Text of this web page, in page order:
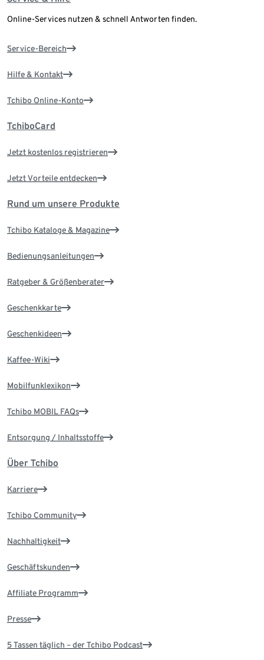
Online-Services nutzen & schnell Antworten finden.
Service-Bereich
Hilfe & Kontakt
Tchibo Online-Konto
TchiboCard
Jetzt kostenlos registrieren
Jetzt Vorteile entdecken
Rund um unsere Produkte
Tchibo Kataloge & Magazine
Bedienungsanleitungen
Ratgeber & Größenberater
Geschenkkarte
Geschenkideen
Kaffee-Wiki
Mobilfunklexikon
Tchibo MOBIL FAQs
Entsorgung / Inhaltsstoffe
Über Tchibo
Karriere
Tchibo Community
Nachhaltigkeit
Geschäftskunden
Affiliate Programm
Presse
5 Tassen täglich – der Tchibo Podcast